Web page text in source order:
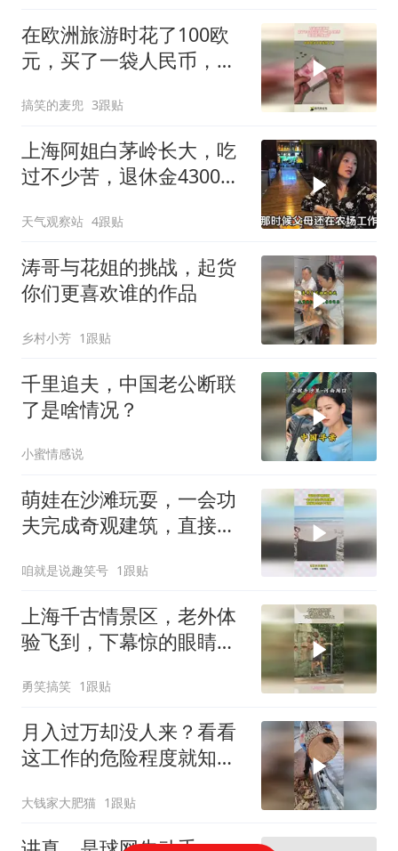
在欧洲旅游时花了100欧
元，买了一袋人民币，感
搞笑的麦兜 3跟贴
上海阿姐白茅岭长大，吃
过不少苦，退休金4300
天气观察站 4跟贴
涛哥与花姐的挑战，起货
你们更喜欢谁的作品
乡村小芳 1跟贴
千里追夫，中国老公断联
了是啥情况？
小蜜情感说
萌娃在沙滩玩耍，一会功
夫完成奇观建筑，直接看
咱就是说趣笑号 1跟贴
上海千古情景区，老外体
验飞到，下幕惊的眼睛合
勇笑搞笑 1跟贴
月入过万却没人来？看看
这工作的危险程度就知
大钱家大肥猫 1跟贴